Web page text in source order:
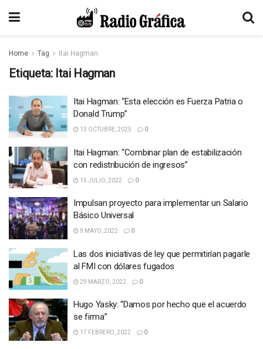
Home Tag Itai Hagman
Etiqueta: Itai Hagman
Itai Hagman: “Esta elección es Fuerza Patria o
Donald Trump”
13 OCTUBRE, 2025 0
Itai Hagman: “Combinar plan de estabilización
con redistribución de ingresos”
15 JULIO, 2022 0
Impulsan proyecto para implementar un Salario
Básico Universal
9 MAYO, 2022 0
Las dos iniciativas de ley que permitirían pagarle
al FMI con dólares fugados
29 MARZO, 2022 0
Hugo Yasky: “Damos por hecho que el acuerdo
se firma”
17 FEBRERO, 2022 0